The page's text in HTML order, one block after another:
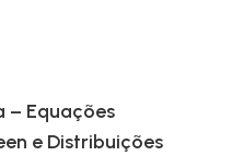
– Equações
e Distribuições